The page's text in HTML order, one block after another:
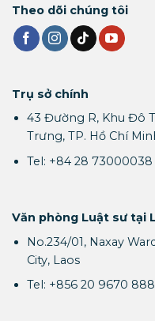
Theo dõi chúng tôi
Trụ sở chính
43 Đường R, Khu Đô
Trưng, TP. Hồ Chí
Tel: +84 28 73000038
Văn phòng Luật sư tại
No.234/01, Naxay
City, Laos
Tel: +856 20 9670